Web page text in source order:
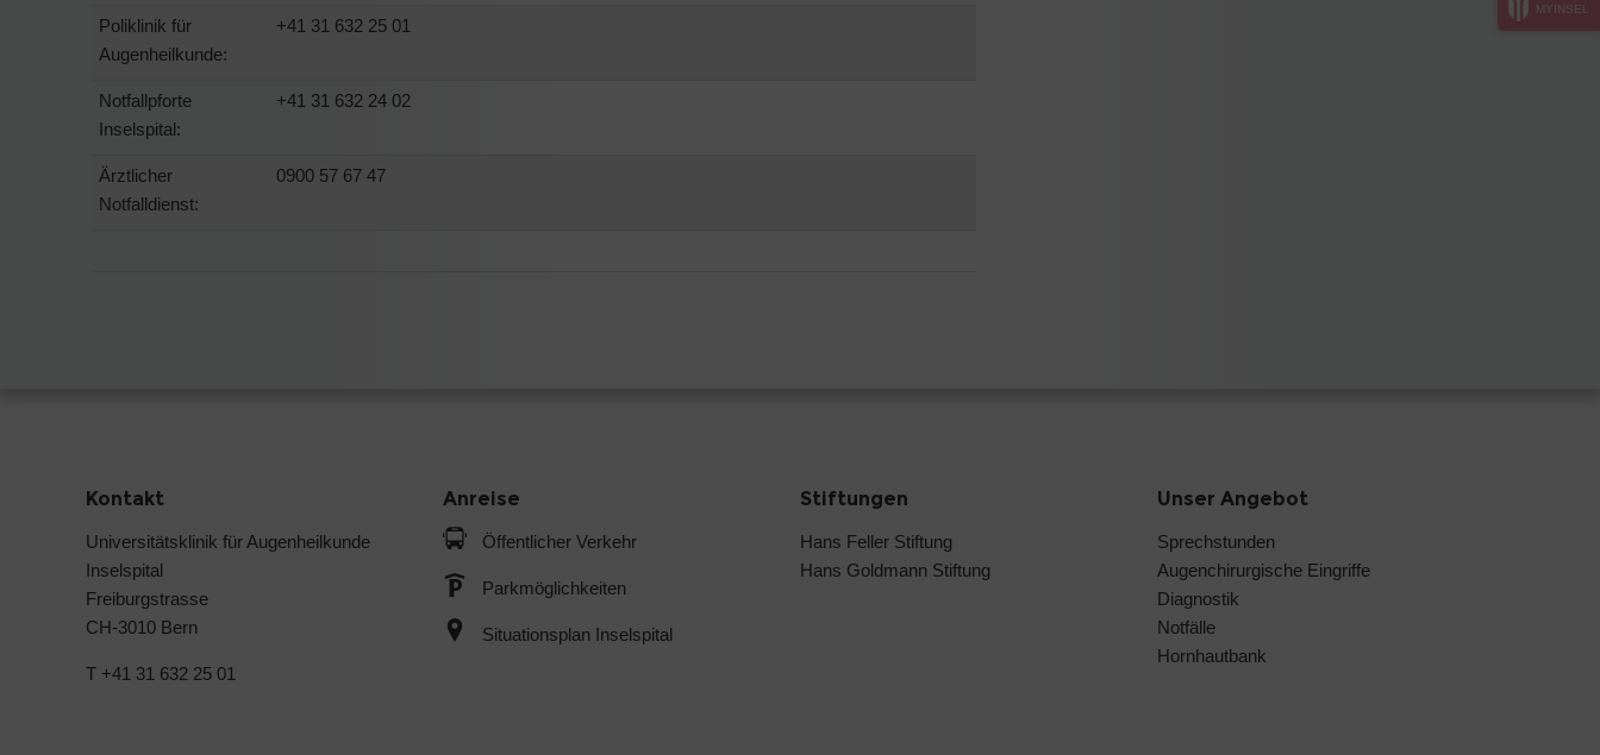
MYINSEL
Poliklinik für
Augenheilkunde:
+41 31 632 25 01
Notfallpforte
Inselspital:
+41 31 632 24 02
Ärztlicher
Notfalldienst:
0900 57 67 47
Kontakt
Universitätsklinik für Augenheilkunde
Inselspital
Freiburgstrasse
CH-3010 Bern
T +41 31 632 25 01
Anreise
Öffentlicher Verkehr
Parkmöglichkeiten
Situationsplan Inselspital
Stiftungen
Hans Feller Stiftung
Hans Goldmann Stiftung
Unser Angebot
Sprechstunden
Augenchirurgische Eingriffe
Diagnostik
Notfälle
Hornhautbank